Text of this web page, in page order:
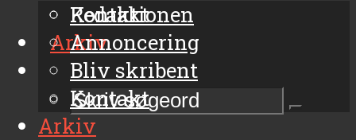
Kontakt
Arkiv
Redaktionen
Annoncering
Bliv skribent
Kontakt
Arkiv